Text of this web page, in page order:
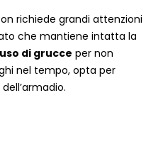
richiede grandi attenzioni
che mantiene intatta la
di grucce per non
nel tempo, opta per